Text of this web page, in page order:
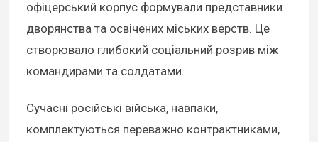
офіцерський корпус формували представники
дворянства та освічених міських верств. Це
створювало глибокий соціальний розрив між
командирами та солдатами.
Сучасні російські війська, навпаки,
комплектуються переважно контрактниками,